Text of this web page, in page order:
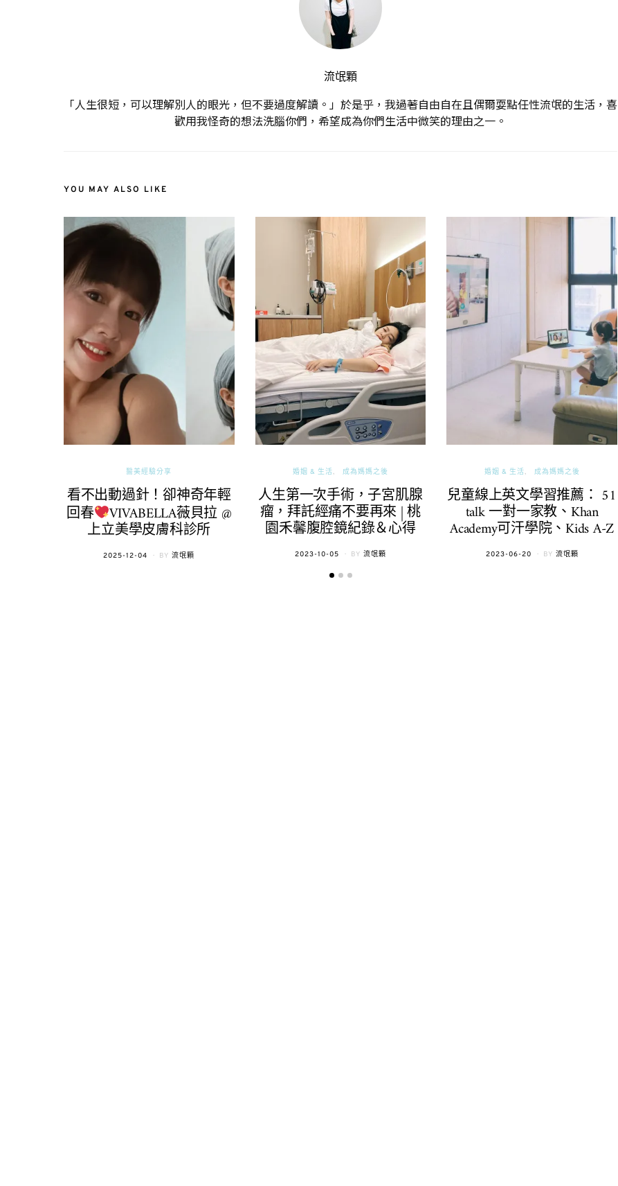
流氓顆
「人生很短，可以理解別人的眼光，但不要過度解讀。」於是乎，我過著自由自在且偶爾耍點任性流氓的生活，喜
歡用我怪奇的想法洗腦你們，希望成為你們生活中微笑的理由之一。
YOU MAY ALSO LIKE
醫美經驗分享
看不出動過針！卻神奇年輕
回春 VIVABELLA薇貝拉 @
上立美學皮膚科診所
POSTED
2025-12-04 BY 流氓顆
婚姻 & 生活 成為媽媽之後
人生第一次手術，子宮肌腺
瘤，拜託經痛不要再來 | 桃
園禾馨腹腔鏡紀錄＆心得
POSTED
2023-10-05 BY 流氓顆
婚姻 & 生活 成為媽媽之後
兒童線上英文學習推薦： 51
talk 一對一家教、Khan
Academy可汗學院、Kids A-Z
POSTED
2023-06-20 BY 流氓顆